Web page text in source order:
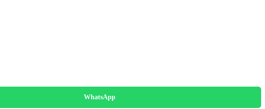
WhatsApp